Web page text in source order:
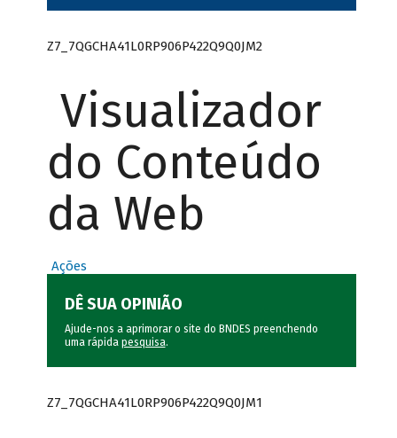
Z7_7QGCHA41L0RP906P422Q9Q0JM2
Visualizador
do Conteúdo
da Web
Ações
DÊ SUA OPINIÃO
Ajude-nos a aprimorar o site do BNDES preenchendo
uma rápida pesquisa.
Z7_7QGCHA41L0RP906P422Q9Q0JM1